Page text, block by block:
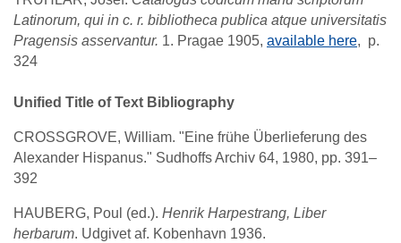
Latinorum, qui in c. r. bibliotheca publica atque universitatis
Pragensis asservantur. 1. Pragae 1905, available here, p.
324
Unified Title of Text Bibliography
CROSSGROVE, William. "Eine frühe Überlieferung des
Alexander Hispanus." Sudhoffs Archiv 64, 1980, pp. 391–
392
HAUBERG, Poul (ed.). Henrik Harpestrang, Liber
herbarum. Udgivet af. Kobenhavn 1936.